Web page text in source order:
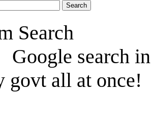
Search
Google search
govt all at once!